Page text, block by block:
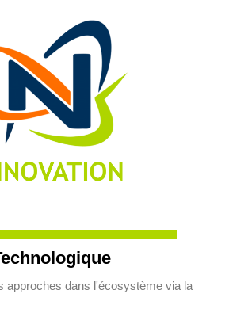
approches dans l'écosystème via la